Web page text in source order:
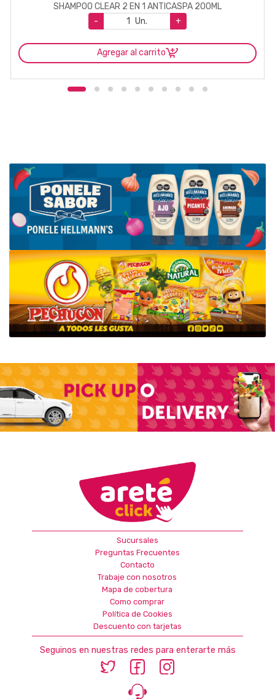
SHAMPOO CLEAR 2 EN 1 ANTICASPA 200ML
-
Un. +
Agregar al carrito
Sucursales
Preguntas Frecuentes
Contacto
Trabaje con nosotros
Mapa de cobertura
Como comprar
Política de Cookies
Descuento con tarjetas
Seguinos en nuestras redes para enterarte más